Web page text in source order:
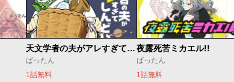
天文学者の夫がアレすぎてしんどい。
ばったん
1話無料
夜露死苦ミカエル!!
ばったん
1話無料